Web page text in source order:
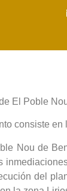
El Poble
consiste en
Nou de
del